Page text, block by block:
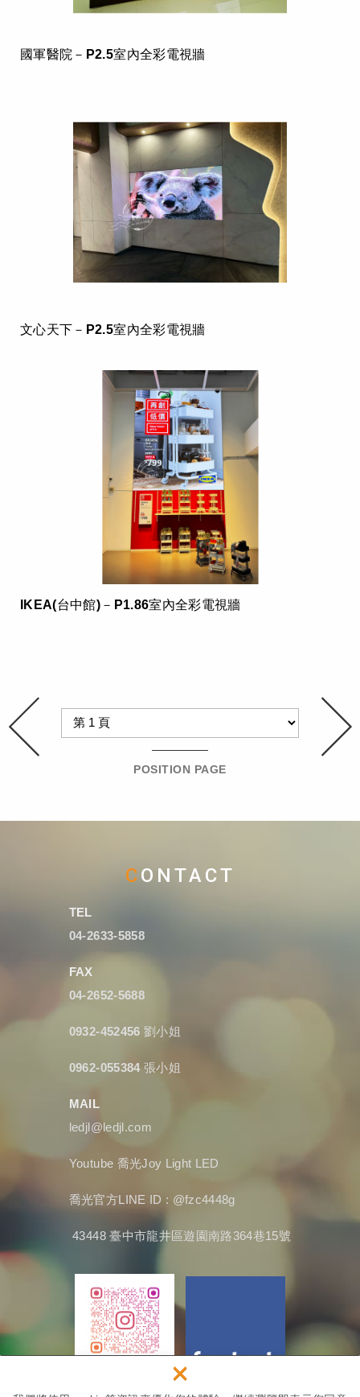
×
國軍醫院－P2.5室內全彩電視牆
文心天下－P2.5室內全彩電視牆
IKEA(台中館)－P1.86室內全彩電視牆
POSITION PAGE
CONTACT
TEL
04-2633-5858
FAX
04-2652-5688
0932-452456 劉小姐
0962-055384張小姐
MAIL
ledjl@ledjl.com
Youtube 喬光Joy Light LED
喬光官方LINE ID : @fzc4448g
43448 臺中市龍井區遊園南路364巷15號